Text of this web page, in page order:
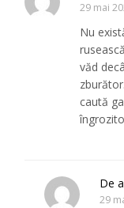
29 mai
Nu
văd
caută
De
29